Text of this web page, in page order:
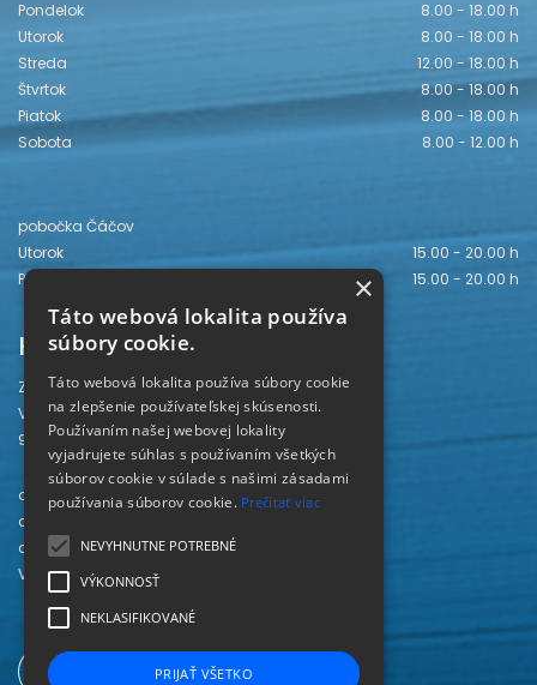
Pondelok
8.00 - 18.00 h
Utorok
8.00 - 18.00 h
Streda
12.00 - 18.00 h
Štvrtok
8.00 - 18.00 h
Piatok
8.00 - 18.00 h
Sobota
8.00 - 12.00 h
pobočka Čáčov
Utorok
15.00 - 20.00 h
Piatok
15.00 - 20.00 h
Kontakt
Záhorská knižnica
Vajanského 28
905 01 Senica
odd. beletrie 034/654 3780
odd. odbornej literatúry 034/651 2710
odd. pre deti a mládež 034/654 6519
Viac kontaktov nájdete
×
Táto webová lokalita používa
súbory cookie.
Táto webová lokalita používa súbory cookie
na zlepšenie používateľskej skúsenosti.
Používaním našej webovej lokality
vyjadrujete súhlas s používaním všetkých
súborov cookie v súlade s našimi zásadami
používania súborov cookie. Prečítať viac
NEVYHNUTNE POTREBNÉ
VÝKONNOSŤ
NEKLASIFIKOVANÉ
PRIJAŤ VŠETKO